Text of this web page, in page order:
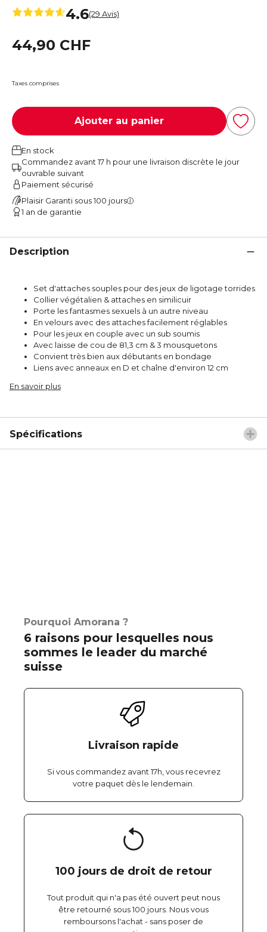
4.6(29 Avis)
44,90 CHF
Taxes comprises
Ajouter au panier
En stock
Commandez avant 17 h pour une livraison discrète le jour
ouvrable suivant
Paiement sécurisé
Plaisir Garanti sous 100 jours
1 an de garantie
Description
Set d'attaches souples pour des jeux de ligotage torrides
Collier végétalien & attaches en similicuir
Porte les fantasmes sexuels à un autre niveau
En velours avec des attaches facilement réglables
Pour les jeux en couple avec un sub soumis
Avec laisse de cou de 81,3 cm & 3 mousquetons
Convient très bien aux débutants en bondage
Liens avec anneaux en D et chaîne d'environ 12 cm
En savoir plus
Spécifications
Pourquoi Amorana ?
6 raisons pour lesquelles nous
sommes le leader du marché
suisse
Livraison rapide
Si vous commandez avant 17h, vous recevrez
votre paquet dès le lendemain.
100 jours de droit de retour
Tout produit qui n'a pas été ouvert peut nous
être retourné sous 100 jours. Nous vous
remboursons l'achat - sans poser de